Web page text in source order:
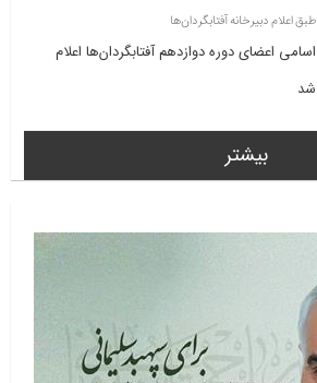
طبق اعلام دبیرخانه آفتابگردان‌ها
اسامی اعضای دوره دوازدهم آفتابگردان‌ها اعلام
شد
بیشتر